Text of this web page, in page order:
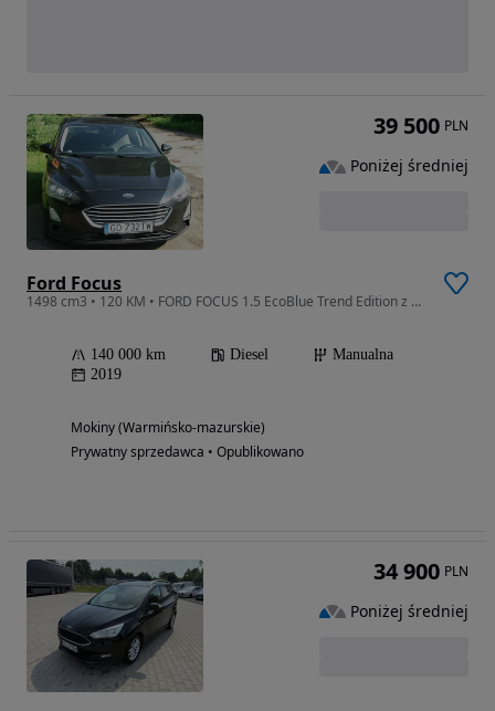
Ford Focus
1498 cm3 • 120 KM • FORD FOCUS 1.5 EcoBlue Trend Edition z pełną historią serwisową FORD
140 000 km Diesel
Manualna
2019
Mokiny (Warmińsko-mazurskie)
Prywatny sprzedawca • Opublikowano
39 500 PLN
Poniżej średniej
34 900 PLN
Poniżej średniej